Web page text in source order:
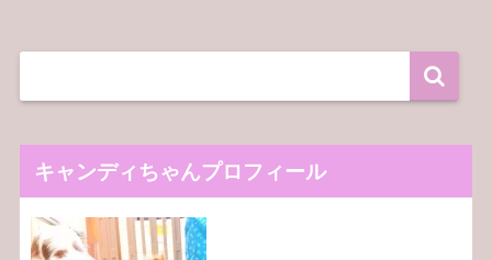
キャンディちゃんプロフィール